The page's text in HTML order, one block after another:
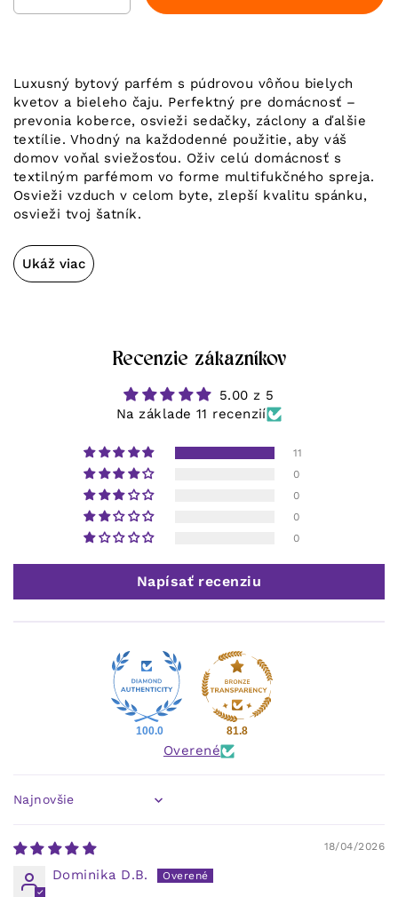
Luxusný bytový parfém s púdrovou vôňou bielych
kvetov a bieleho čaju. Perfektný pre domácnosť –
prevonia koberce, osvieži sedačky, záclony a ďalšie
textílie. Vhodný na každodenné použitie, aby váš
domov voňal sviežosťou. Oživ celú domácnosť s
textilným parfémom vo forme multifukčného spreja.
Osvieži vzduch v celom byte, zlepší kvalitu spánku,
osvieži tvoj šatník.
Ukáž viac
Recenzie zákazníkov
5.00 z 5
Na základe 11 recenzií
11
0
0
0
0
Napísať recenziu
100.0 81.8
Overené
Sort by
18/04/2026
Dominika D.B.